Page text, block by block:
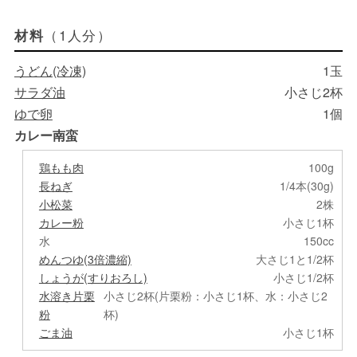
材料 （1人分）
うどん(冷凍)
1玉
サラダ油
小さじ2杯
ゆで卵
1個
カレー南蛮
鶏もも肉
100g
長ねぎ
1/4本(30g)
小松菜
2株
カレー粉
小さじ1杯
水
150cc
めんつゆ(3倍濃縮)
大さじ1と1/2杯
しょうが(すりおろし)
小さじ1/2杯
水溶き片栗
粉
小さじ2杯(片栗粉：小さじ1杯、水：小さじ2
杯)
ごま油
小さじ1杯